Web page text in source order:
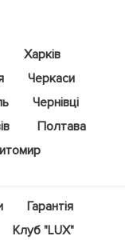
Харків
Черкаси
Чернівці
Полтава
Гарантія
Клуб "LUX"